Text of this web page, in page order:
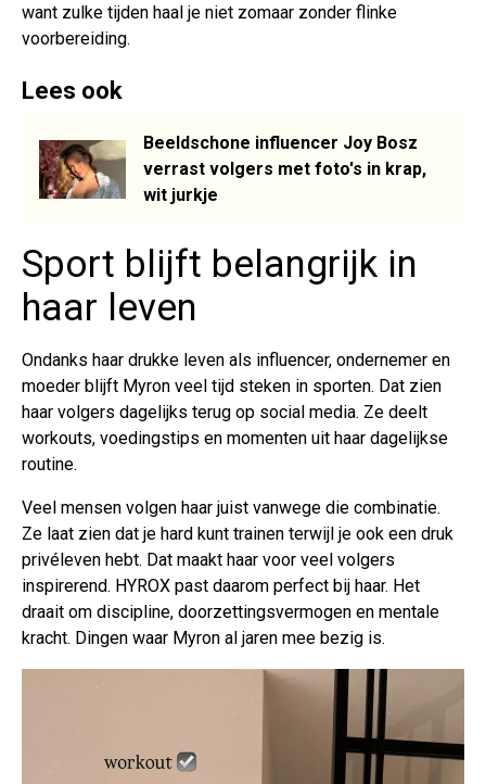
want zulke tijden haal je niet zomaar zonder flinke
voorbereiding.
Lees ook
Beeldschone influencer Joy Bosz
verrast volgers met foto's in krap,
wit jurkje
Sport blijft belangrijk in
haar leven
Ondanks haar drukke leven als influencer, ondernemer en
moeder blijft Myron veel tijd steken in sporten. Dat zien
haar volgers dagelijks terug op social media. Ze deelt
workouts, voedingstips en momenten uit haar dagelijkse
routine.
Veel mensen volgen haar juist vanwege die combinatie.
Ze laat zien dat je hard kunt trainen terwijl je ook een druk
privéleven hebt. Dat maakt haar voor veel volgers
inspirerend. HYROX past daarom perfect bij haar. Het
draait om discipline, doorzettingsvermogen en mentale
kracht. Dingen waar Myron al jaren mee bezig is.